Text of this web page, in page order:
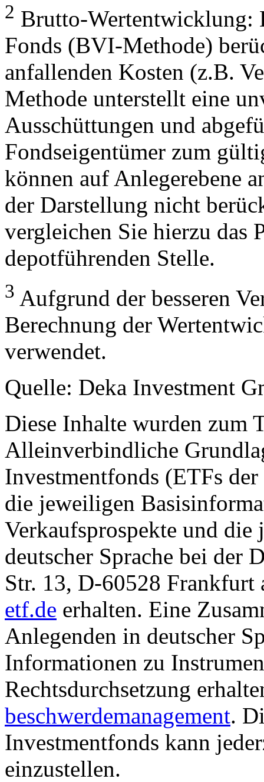
2 Brutto-Wertentwicklung:
Fonds (BVI-Methode)
anfallenden Kosten (z.B.
Methode unterstellt eine
Ausschüttungen und
Fondseigentümer zum
können auf Anlegerebene
der Darstellung nicht
vergleichen Sie hierzu das
depotführenden Stelle.
3 Aufgrund der besseren
Berechnung der
verwendet.
Quelle: Deka Investment
Diese Inhalte wurden zum
Alleinverbindliche
Investmentfonds (ETFs
die jeweiligen
Verkaufsprospekte und
deutscher Sprache bei der
Str. 13, D-60528
etf.de erhalten. Eine
Anlegenden in deutscher
Informationen zu
Rechtsdurchsetzung
beschwerdemanagement.
Investmentfonds kann
einzustellen.